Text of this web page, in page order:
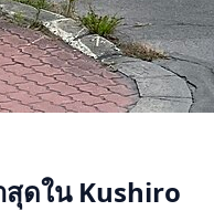
ดใน Kushiro